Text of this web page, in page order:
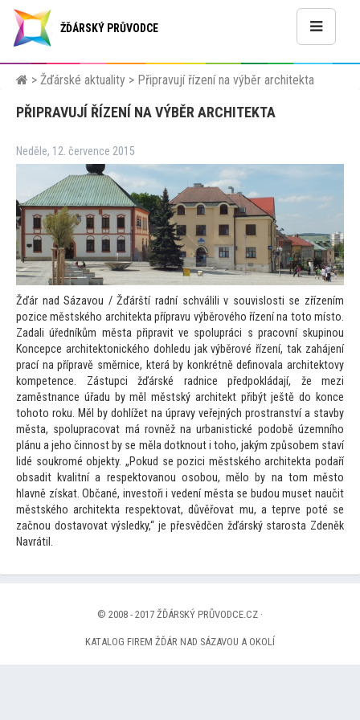
ŽĎÁRSKÝ PRŮVODCE
> Žďárské aktuality > Připravují řízení na výběr architekta
PŘIPRAVUJÍ ŘÍZENÍ NA VÝBĚR ARCHITEKTA
Neděle, 12. července 2015
Žďár nad Sázavou / Žďárští radní schválili v souvislosti se zřízením
pozice městského architekta přípravu výběrového řízení na toto místo.
Zadali úředníkům města připravit ve spolupráci s pracovní skupinou
Koncepce architektonického dohledu jak výběrové řízení, tak zahájení
prací na přípravě směrnice, která by konkrétně definovala architektovy
kompetence. Zástupci žďárské radnice předpokládají, že mezi
zaměstnance úřadu by měl městský architekt přibýt ještě do konce
tohoto roku. Měl by dohlížet na úpravy veřejných prostranství a stavby
města, spolupracovat má rovněž na urbanistické podobě územního
plánu a jeho činnost by se měla dotknout i toho, jakým způsobem staví
lidé soukromé objekty. „Pokud se pozici městského architekta podaří
obsadit kvalitní a respektovanou osobou, mělo by na tom město
hlavně získat. Občané, investoři i vedení města se budou muset naučit
městského architekta respektovat, důvěřovat mu, a teprve poté se
začnou dostavovat výsledky,“ je přesvědčen žďárský starosta Zdeněk
Navrátil.
© 2008 - 2017 ŽĎÁRSKÝ PRŮVODCE.CZ ·
KATALOG FIREM ŽĎÁR NAD SÁZAVOU A OKOLÍ